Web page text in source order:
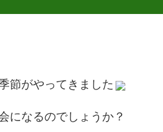
節がやってきました
になるのでしょうか？